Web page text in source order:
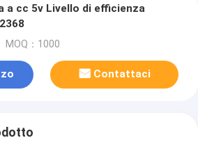
a cc 5v Livello di efficienza
MOQ：1000
Contattaci